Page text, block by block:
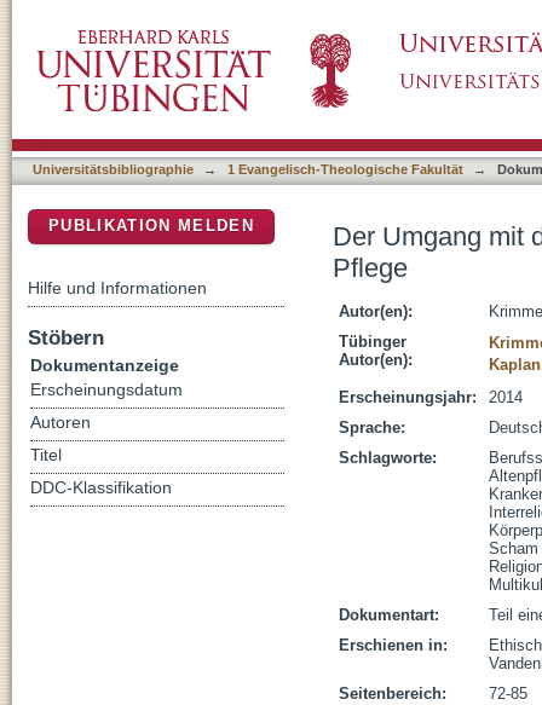
Universitätsbibliographie → 1 Evangelisch-Theologische Fakultät →
Der Umgang mit
Pflege
Autor(en):
Tübinger
Autor(en):
Erscheinungsjahr:
2014
Sprache:
Schlagworte:
Scham
Dokumentart:
Teil
Erschienen in:
Seitenbereich:
72-85
PUBLIKATION MELDEN
Hilfe und Informationen
Stöbern
Dokumentanzeige
Erscheinungsdatum
Autoren
Titel
DDC-Klassifikation